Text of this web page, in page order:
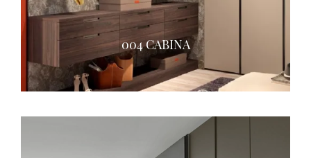
004 CABINA